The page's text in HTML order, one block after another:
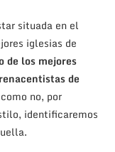
situada en el
iglesias de
de los mejores
de
no, por
identificaremos